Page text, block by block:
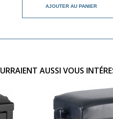
AJOUTER AU PANIER
AUSSI VOUS